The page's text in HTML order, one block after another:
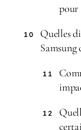
pour
10
Quelles
Samsung
11
12